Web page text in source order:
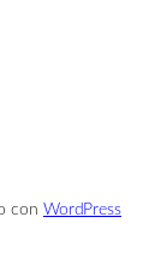
con WordPress